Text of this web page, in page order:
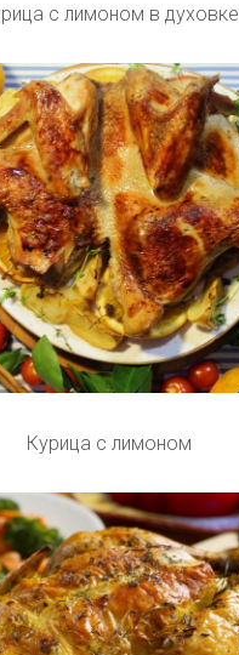
с лимоном в духовке
Курица с лимоном